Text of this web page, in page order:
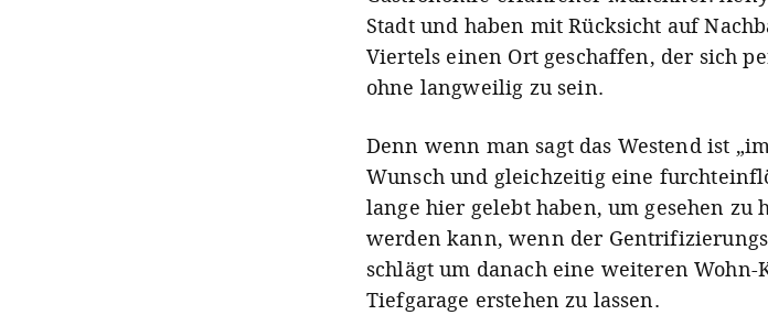
Stadt und haben mit Rücksicht auf
Viertels einen Ort geschaffen, der sich
ohne langweilig zu sein.
Denn wenn man sagt das Westend ist
Wunsch und gleichzeitig eine
lange hier gelebt haben, um gesehen zu
werden kann, wenn der
schlägt um danach eine weiteren
Tiefgarage erstehen zu lassen.